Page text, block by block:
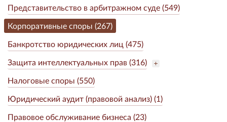
Представительство в арбитражном суде (549)
Корпоративные споры (267)
Банкротство юридических лиц (475)
Защита интеллектуальных прав (316)
Налоговые споры (550)
Юридический аудит (правовой анализ) (1)
Правовое обслуживание бизнеса (23)